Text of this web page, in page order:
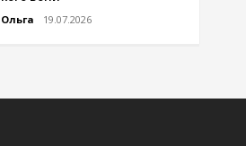
Ольга 19.07.2026